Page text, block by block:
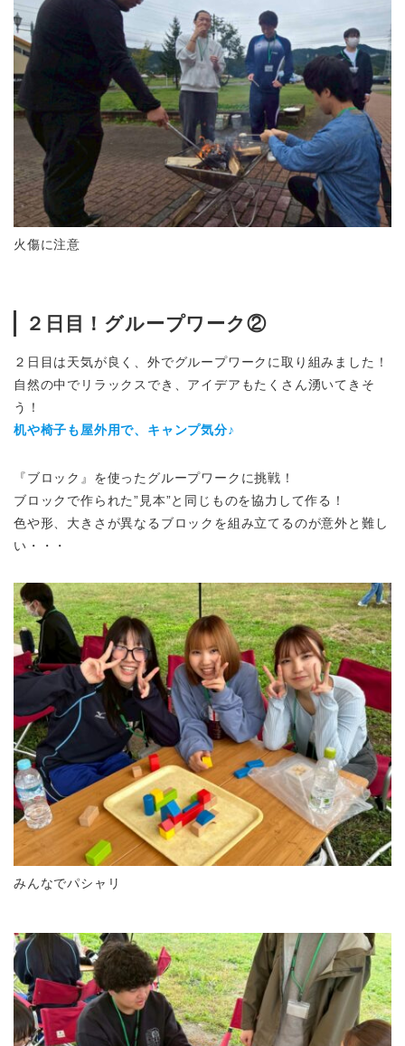
火傷に注意
２日目！グループワーク②
２日目は天気が良く、外でグループワークに取り組みました！
自然の中でリラックスでき、アイデアもたくさん湧いてきそ
う！
机や椅子も屋外用で、キャンプ気分♪
『ブロック』を使ったグループワークに挑戦！
ブロックで作られた”見本”と同じものを協力して作る！
色や形、大きさが異なるブロックを組み立てるのが意外と難し
い・・・
みんなでパシャリ